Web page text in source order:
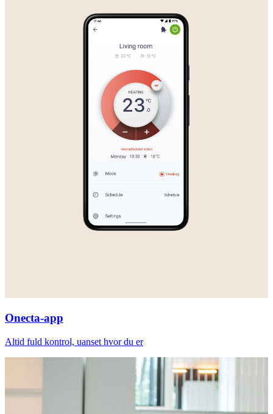
Onecta-app
Altid fuld kontrol, uanset hvor du er